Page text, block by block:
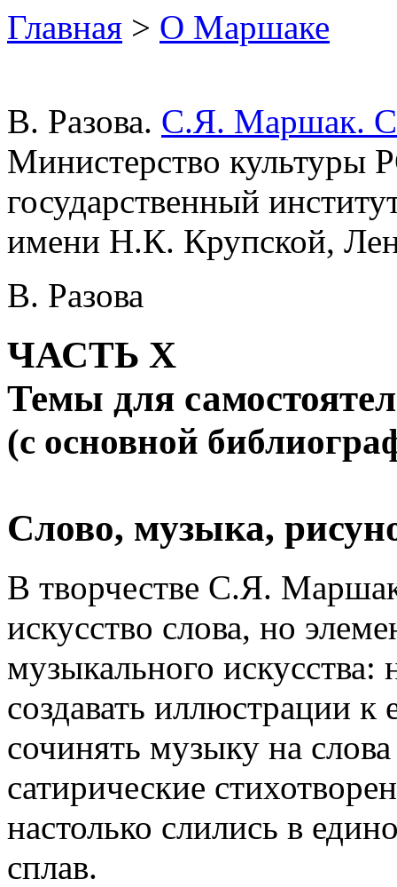
Главная > О Маршаке
В. Разова. С.Я. Маршак.
Министерство культуры
государственный
имени Н.К. Крупской,
В. Разова
ЧАСТЬ X
Темы для
(с основной
Слово, музыка,
В творчестве С.Я.
искусство слова, но
музыкального
создавать иллюстрации
сочинять музыку на
сатирические
настолько слились в
сплав.